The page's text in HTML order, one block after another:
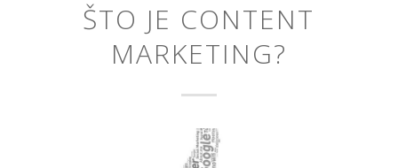
ŠTO JE CONTENT
MARKETING?